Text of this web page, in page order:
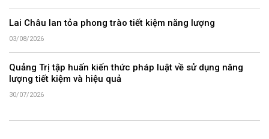
Lai Châu lan tỏa phong trào tiết kiệm năng lượng
03/08/2026
Quảng Trị tập huấn kiến thức pháp luật về sử dụng năng
lượng tiết kiệm và hiệu quả
30/07/2026